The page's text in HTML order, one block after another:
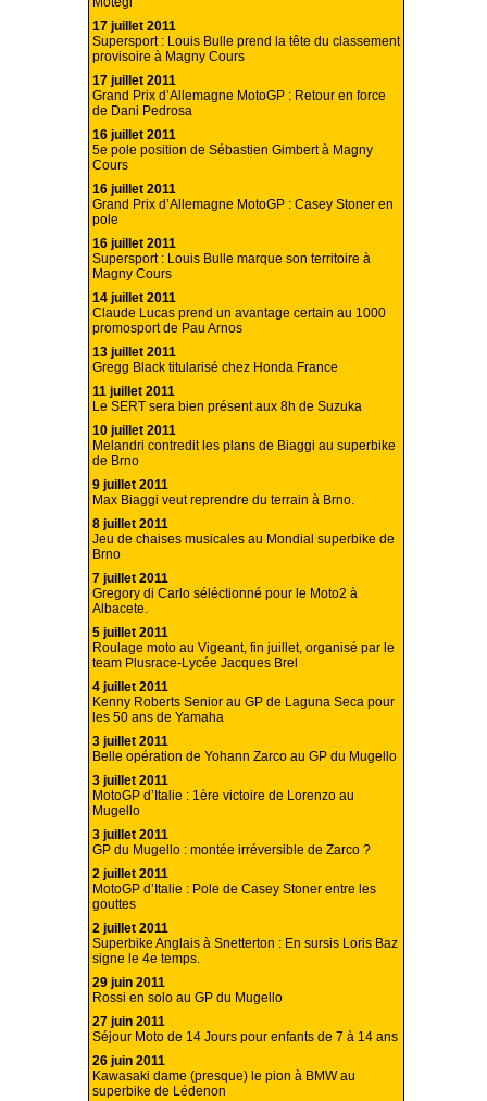
17 juillet 2011
Supersport : Louis Bulle prend la tête du classement
provisoire à Magny Cours
17 juillet 2011
Grand Prix d’Allemagne MotoGP : Retour en force
de Dani Pedrosa
16 juillet 2011
5e pole position de Sébastien Gimbert à Magny
Cours
16 juillet 2011
Grand Prix d’Allemagne MotoGP : Casey Stoner en
pole
16 juillet 2011
Supersport : Louis Bulle marque son territoire à
Magny Cours
14 juillet 2011
Claude Lucas prend un avantage certain au 1000
promosport de Pau Arnos
13 juillet 2011
Gregg Black titularisé chez Honda France
11 juillet 2011
Le SERT sera bien présent aux 8h de Suzuka
10 juillet 2011
Melandri contredit les plans de Biaggi au superbike
de Brno
9 juillet 2011
Max Biaggi veut reprendre du terrain à Brno.
8 juillet 2011
Jeu de chaises musicales au Mondial superbike de
Brno
7 juillet 2011
Gregory di Carlo séléctionné pour le Moto2 à
Albacete.
5 juillet 2011
Roulage moto au Vigeant, fin juillet, organisé par le
team Plusrace-Lycée Jacques Brel
4 juillet 2011
Kenny Roberts Senior au GP de Laguna Seca pour
les 50 ans de Yamaha
3 juillet 2011
Belle opération de Yohann Zarco au GP du Mugello
3 juillet 2011
MotoGP d’Italie : 1ère victoire de Lorenzo au
Mugello
3 juillet 2011
GP du Mugello : montée irréversible de Zarco ?
2 juillet 2011
MotoGP d’Italie : Pole de Casey Stoner entre les
gouttes
2 juillet 2011
Superbike Anglais à Snetterton : En sursis Loris Baz
signe le 4e temps.
29 juin 2011
Rossi en solo au GP du Mugello
27 juin 2011
Séjour Moto de 14 Jours pour enfants de 7 à 14 ans
26 juin 2011
Kawasaki dame (presque) le pion à BMW au
superbike de Lédenon